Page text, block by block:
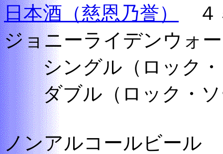
日本酒（慈恩乃誉）
４
ジョニーライデンウォ
シングル（ロック・
ダブル（ロック・ソ
ノンアルコールビール